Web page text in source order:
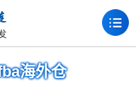
海外仓